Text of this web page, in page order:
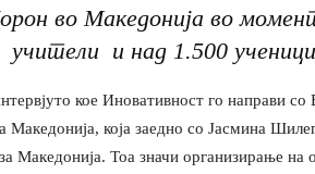
во Македонија во
учители и над 1.500
кое Иновативност го направи
која заедно со Јасмина
Македонија. Тоа значи организирање на